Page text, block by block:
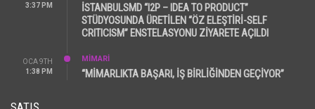
3:37 PM
İSTANBULSMD “I2P – IDEA TO PRODUCT”
STÜDYOSUNDA ÜRETİLEN “ÖZ ELEŞTİRİ-SELF
CRITICISM” ENSTELASYONU ZİYARETE AÇILDI
OCA 9TH
1:38 PM
MİMARİ
“MİMARLIKTA BAŞARI, İŞ BİRLİĞİNDEN GEÇİYOR”